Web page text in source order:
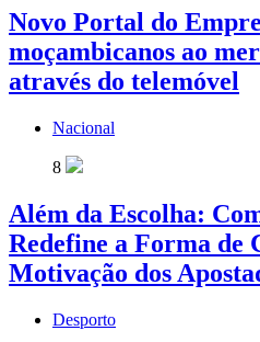
Novo Portal do
moçambicanos ao
através do telemóvel
Nacional
8
Além da Escolha:
Redefine a Forma de
Motivação dos
Desporto